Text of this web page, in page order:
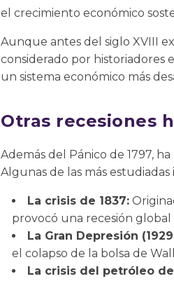
el crecimiento económico
Aunque antes del siglo XVIII
considerado por historiadores
un sistema económico más
Otras recesiones
Además del Pánico de 1797,
Algunas de las más
La crisis de 1837:
provocó una recesión global
La Gran Depresión
el colapso de la bolsa de
La crisis del petróleo de